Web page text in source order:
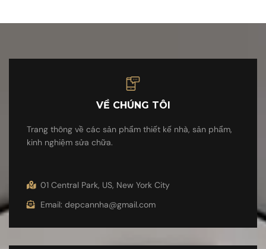
VỀ CHÚNG TÔI
Trang thông về các sản phẩm thiết kế nhà, sản phẩm,
kinh nghiệm sửa chữa.
01 Central Park, US, New York City
Email: depcannha@gmail.com